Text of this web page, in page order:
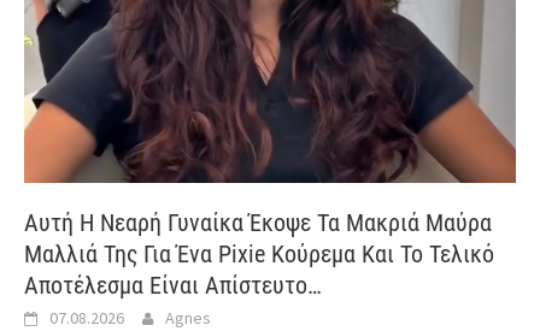
Αυτή Η Νεαρή Γυναίκα Έκοψε Τα Μακριά Μαύρα
Μαλλιά Της Για Ένα Pixie Κούρεμα Και Το Τελικό
Αποτέλεσμα Είναι Απίστευτο…
07.08.2026 Agnes